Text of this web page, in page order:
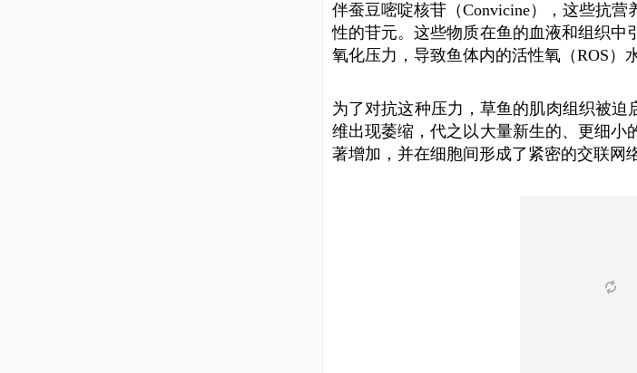
伴蚕豆嘧啶核苷（Convicine），这些抗
性的苷元。这些物质在鱼的血液和组织中
氧化压力，导致鱼体内的活性氧（ROS）
为了对抗这种压力，草鱼的肌肉组织被迫
维出现萎缩，代之以大量新生的、更细小
著增加，并在细胞间形成了紧密的交联网